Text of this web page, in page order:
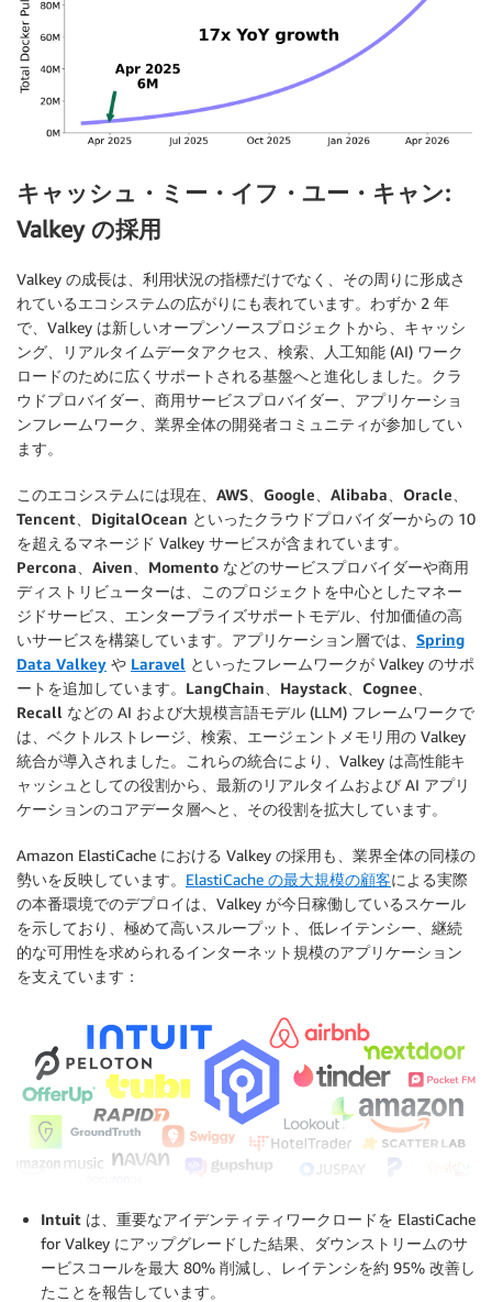
キャッシュ・ミー・イフ・ユー・キャン:
Valkey の採用
Valkey の成長は、利用状況の指標だけでなく、その周りに形成さ
れているエコシステムの広がりにも表れています。わずか 2 年
で、Valkey は新しいオープンソースプロジェクトから、キャッシ
ング、リアルタイムデータアクセス、検索、人工知能 (AI) ワーク
ロードのために広くサポートされる基盤へと進化しました。クラ
ウドプロバイダー、商用サービスプロバイダー、アプリケーショ
ンフレームワーク、業界全体の開発者コミュニティが参加してい
ます。
このエコシステムには現在、 AWS Google Alibaba Oracle
Tencent
DigitalOcean といったクラウドプロバイダーからの 10
を超えるマネージド Valkey サービスが含まれています。
Percona
Aiven Momento などのサービスプロバイダーや商用
ディストリビューターは、このプロジェクトを中心としたマネー
ジドサービス、エンタープライズサポートモデル、付加価値の高
いサービスを構築しています。アプリケーション層では、 Spring
Data Valkey や Laravel といったフレームワークが Valkey のサポ
ートを追加しています。 LangChain Haystack Cognee
Recall などの AI および大規模言語モデル (LLM) フレームワークで
は、ベクトルストレージ、検索、エージェントメモリ用の Valkey
統合が導入されました。これらの統合により、Valkey は高性能キ
ャッシュとしての役割から、最新のリアルタイムおよび AI アプリ
ケーションのコアデータ層へと、その役割を拡大しています。
Amazon ElastiCache における Valkey の採用も、業界全体の同様の
勢いを反映しています。 ElastiCache の最大規模の顧客による実際
の本番環境でのデプロイは、Valkey が今日稼働しているスケール
を示しており、極めて高いスループット、低レイテンシー、継続
的な可用性を求められるインターネット規模のアプリケーション
を支えています：
Intuit は、重要なアイデンティティワークロードを ElastiCache
for Valkey にアップグレードした結果、ダウンストリームのサ
ービスコールを最大 80% 削減し、レイテンシを約 95% 改善し
たことを報告しています。